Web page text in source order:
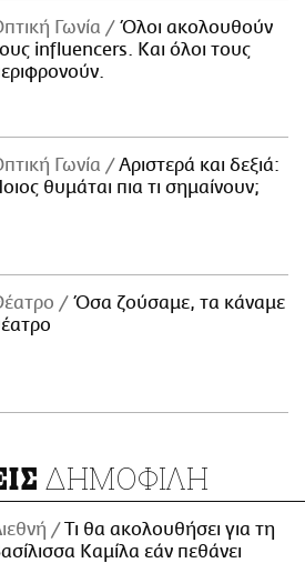
Γωνία
Όλοι ακολουθούν
influencers. Και όλοι τους
Γωνία
Αριστερά και δεξιά:
θυμάται πια τι σημαίνουν;
Όσα ζούσαμε, τα κάναμε
ΔΗΜΟΦΙΛΗ
Τι θα ακολουθήσει για τη
Καμίλα εάν πεθάνει